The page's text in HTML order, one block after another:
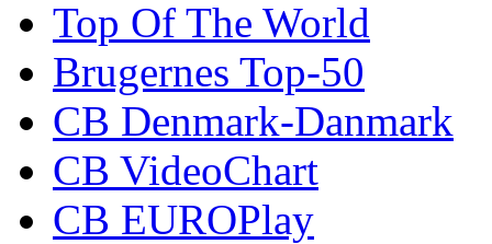
Top Of The World
Brugernes Top-50
CB Denmark-Danmark
CB VideoChart
CB EUROPlay